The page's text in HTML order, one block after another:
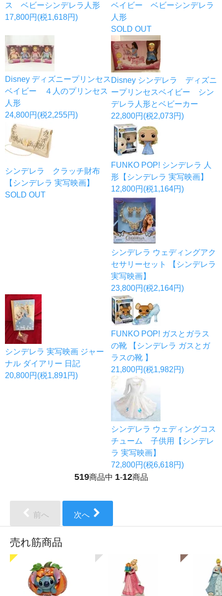
ス ベビーシンデレラ人形
17,800円(税1,618円)
ベイビー ベビーシンデレラ
人形
SOLD OUT
Disney ディズニープリンセス
ベイビー ４人のプリンセス
人形
24,800円(税2,255円)
Disney シンデレラ ディズニ
ープリンセスベイビー シン
デレラ人形とベビーカー
22,800円(税2,073円)
シンデレラ クラッチ財布
【シンデレラ 実写映画】
SOLD OUT
FUNKO POP! シンデレラ 人
形【シンデレラ 実写映画】
12,800円(税1,164円)
シンデレラ ウェディングアク
セサリーセット 【シンデレラ
実写映画】
23,800円(税2,164円)
シンデレラ 実写映画 ジャー
ナル ダイアリー 日記
20,800円(税1,891円)
FUNKO POP! ガスとガラス
の靴 【シンデレラ ガスとガ
ラスの靴 】
21,800円(税1,982円)
シンデレラ ウェディングコス
チューム 子供用【シンデレ
ラ 実写映画】
72,800円(税6,618円)
519商品中 1-12商品
前へ 次へ
売れ筋商品